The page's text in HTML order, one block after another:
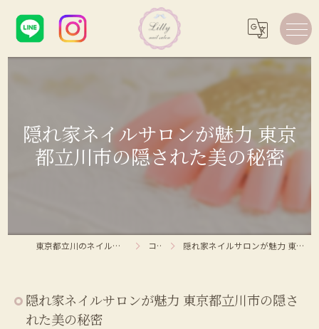
隠れ家ネイルサロンが魅力 東京
都立川市の隠された美の秘密
東京都立川のネイルサロンならLilly nail salon コラム 隠れ家ネイルサロンが魅力 東京都立川市の隠された美の秘密
隠れ家ネイルサロンが魅力 東京都立川市の隠さ
れた美の秘密